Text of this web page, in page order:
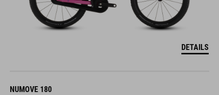
DETAILS
NUMOVE 180